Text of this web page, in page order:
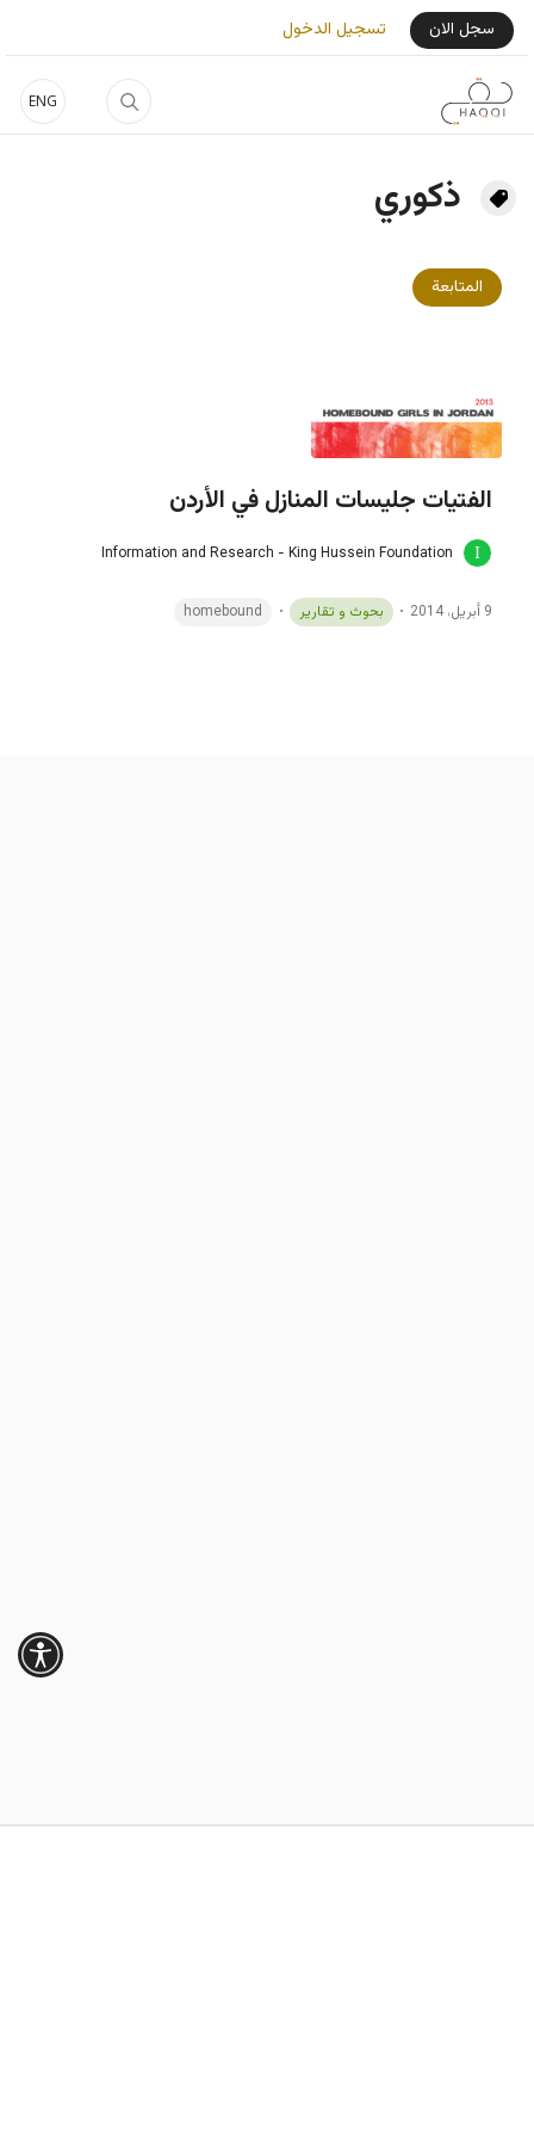
تجاوز إلى المحتوى الرئيسي
ENG
User Login Menu
سجل الان تسجيل الدخول
ذكوري
المتابعة
الفتيات جليسات المنازل في الأردن
Information and Research - King Hussein Foundation
9 أبريل، 2014 بحوث و تقارير homebound